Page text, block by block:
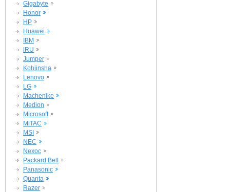
Gigabyte
Honor
HP
Huawei
IBM
iRU
Jumper
Kohjinsha
Lenovo
LG
Machenike
Medion
Microsoft
MiTAC
MSI
NEC
Nexoc
Packard Bell
Panasonic
Quanta
Razer